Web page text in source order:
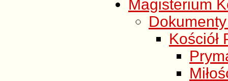
Magisterium
Kościół